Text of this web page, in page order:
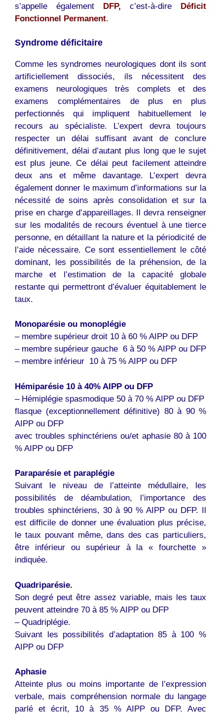
s’appelle également DFP, c’est-à-dire
Déficit
Fonctionnel Permanent.
Syndrome déficitaire
Comme les syndromes neurologiques dont ils sont
artificiellement dissociés, ils nécessitent des
examens neurologiques très complets et des
examens complémentaires de plus en plus
perfectionnés qui impliquent habituellement le
recours au spécialiste. L’expert devra toujours
respecter un délai suffisant avant de conclure
définitivement, délai d’autant plus long que le sujet
est plus jeune. Ce délai peut facilement atteindre
deux ans et même davantage. L’expert devra
également donner le maximum d’informations sur la
nécessité de soins après consolidation et sur la
prise en charge d’appareillages. Il devra renseigner
sur les modalités de recours éventuel à une tierce
personne, en détaillant la nature et la périodicité de
l’aide nécessaire. Ce sont essentiellement le côté
dominant, les possibilités de la préhension, de la
marche et l’estimation de la capacité globale
restante qui permettront d’évaluer équitablement le
taux.
Monoparésie ou monoplégie
– membre supérieur droit 10 à 60 % AIPP ou DFP
– membre supérieur gauche 6 à 50 % AIPP ou DFP
– membre inférieur 10 à 75 % AIPP ou DFP
Hémiparésie 10 à 40% AIPP ou DFP
– Hémiplégie spasmodique 50 à 70 % AIPP ou DFP
flasque (exceptionnellement définitive) 80 à 90 %
AIPP ou DFP
avec troubles sphinctériens ou/et aphasie 80 à 100
% AIPP ou DFP
Paraparésie et paraplégie
Suivant le niveau de l’atteinte médullaire, les
possibilités de déambulation, l’importance des
troubles sphinctériens, 30 à 90 % AIPP ou DFP. Il
est difficile de donner une évaluation plus précise,
le taux pouvant même, dans des cas particuliers,
être inférieur ou supérieur à la « fourchette »
indiquée.
Quadriparésie.
Son degré peut être assez variable, mais les taux
peuvent atteindre 70 à 85 % AIPP ou DFP
– Quadriplégie.
Suivant les possibilités d’adaptation 85 à 100 %
AIPP ou DFP
Aphasie
Atteinte plus ou moins importante de l’expression
verbale, mais compréhension normale du langage
parlé et écrit, 10 à 35 % AIPP ou DFP. Avec